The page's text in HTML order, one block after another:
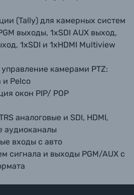
(Tally) для камерных систем
выходы, 1xSDI AUX выход,
1xSDI и 1xHDMI Multiview
камерами PTZ:
и Pelco
окон PIP/ POP
аналоговые и SDI, HDMI,
аудиоканалы
входы с авто
сигнала и выходы PGM/AUX с